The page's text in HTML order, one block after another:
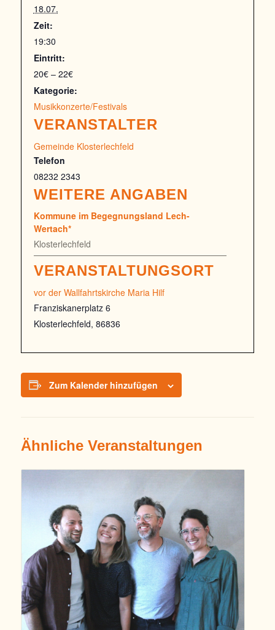
18.07.
Zeit:
19:30
Eintritt:
20€ – 22€
Kategorie:
Musikkonzerte/Festivals
VERANSTALTUNGSORT
vor der Wallfahrtskirche Maria Hilf
Franziskanerplatz 6
Klosterlechfeld, 86836
VERANSTALTER
Gemeinde Klosterlechfeld
Telefon
08232 2343
WEITERE ANGABEN
Kommune im Begegnungsland Lech-
Wertach*
Klosterlechfeld
Zum Kalender hinzufügen
Ähnliche Veranstaltungen